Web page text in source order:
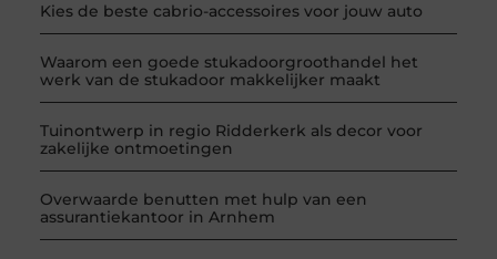
Kies de beste cabrio-accessoires voor jouw auto
Waarom een goede stukadoorgroothandel het
werk van de stukadoor makkelijker maakt
Tuinontwerp in regio Ridderkerk als decor voor
zakelijke ontmoetingen
Overwaarde benutten met hulp van een
assurantiekantoor in Arnhem